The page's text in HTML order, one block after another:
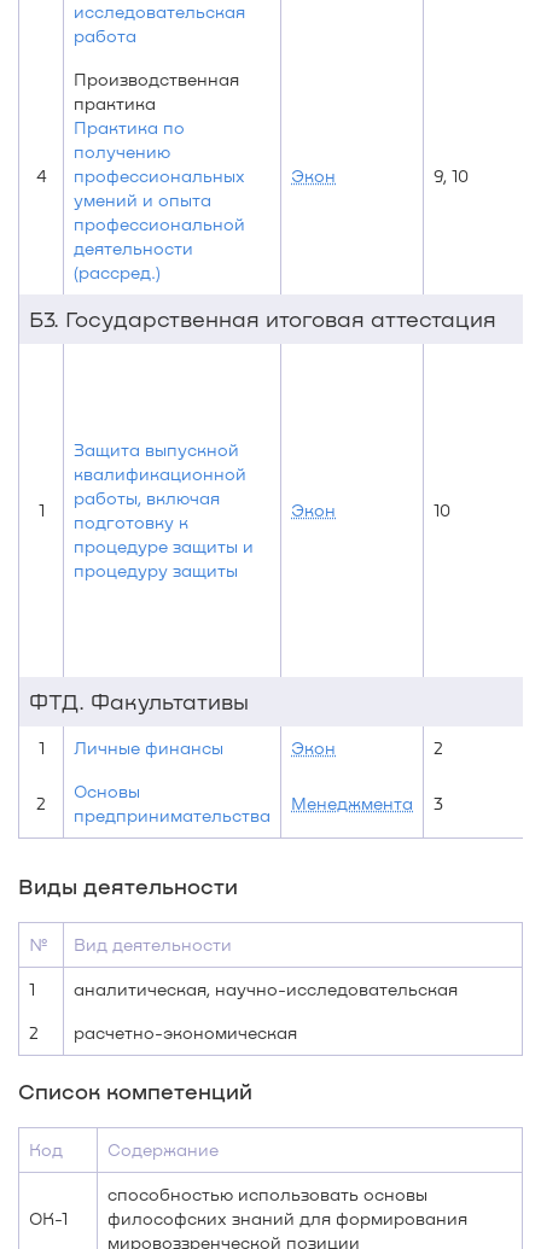
исследовательская
работа
4
Производственная
практика
Практика по
получению
профессиональных
умений и опыта
профессиональной
деятельности
(рассред.)
Экон 9, 10
Б3. Государственная итоговая аттестация
1
Защита выпускной
квалификационной
работы, включая
подготовку к
процедуре защиты и
процедуру защиты
Экон 10
ФТД. Факультативы
1 Личные финансы Экон 2
2
Основы
предпринимательства
Менеджмента 3
Виды деятельности
№ Вид деятельности
1 аналитическая, научно-исследовательская
2 расчетно-экономическая
Список компетенций
Код Содержание
ОК-1
способностью использовать основы
философских знаний для формирования
мировоззренческой позиции